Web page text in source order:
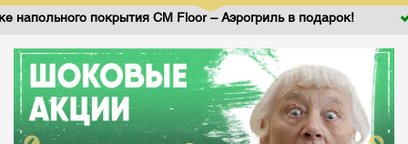
ГЛАВНАЯ
покрытия CM Floor – Аэрогриль в подарок!